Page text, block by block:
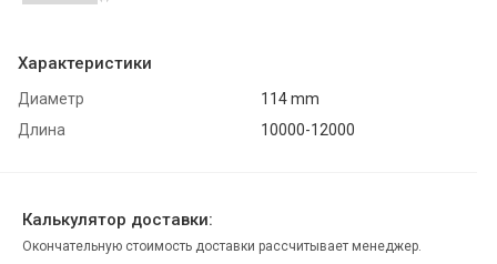
Характеристики
Диаметр
114 mm
Длина
10000-12000
Калькулятор доставки:
Окончательную стоимость доставки рассчитывает менеджер.